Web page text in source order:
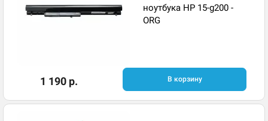
ноутбука HP 15-g200 -
ORG
1 190 р. В корзину